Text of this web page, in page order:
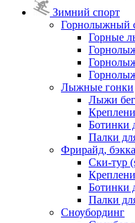
Зимний спорт
Горнолыжный
Горные
Лыжные гонки
Лыжи
Ботинки
Палки
Фрирайд,
Ски-тур
Ботинки
Палки
Сноубординг